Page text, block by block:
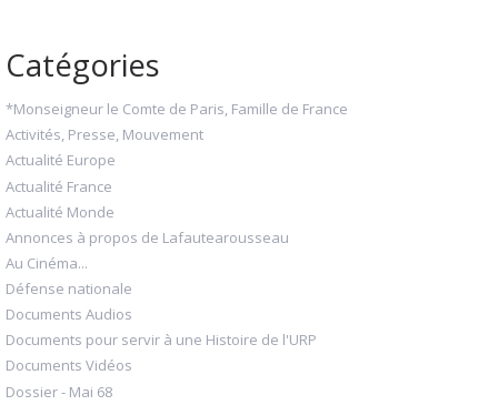
Catégories
*Monseigneur le Comte de Paris, Famille de France
Activités, Presse, Mouvement
Actualité Europe
Actualité France
Actualité Monde
Annonces à propos de Lafautearousseau
Au Cinéma...
Défense nationale
Documents Audios
Documents pour servir à une Histoire de l'URP
Documents Vidéos
Dossier - Mai 68